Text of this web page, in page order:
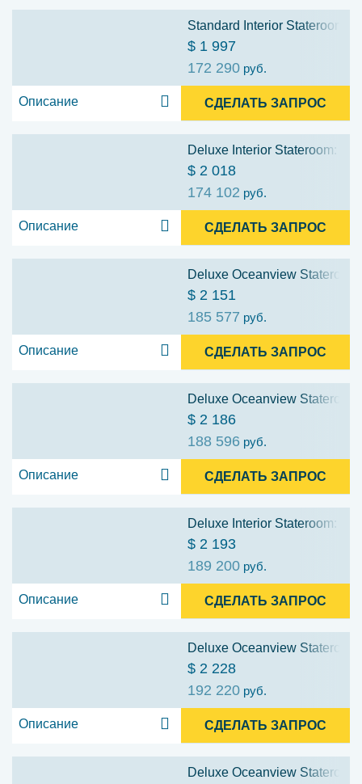
Standard Interior Stateroom:
$ 1 997
172 290 руб.
Описание СДЕЛАТЬ ЗАПРОС
Deluxe Interior Stateroom:
$ 2 018
174 102 руб.
Описание СДЕЛАТЬ ЗАПРОС
Deluxe Oceanview
$ 2 151
185 577 руб.
Описание СДЕЛАТЬ ЗАПРОС
Deluxe Oceanview
$ 2 186
188 596 руб.
Описание СДЕЛАТЬ ЗАПРОС
Deluxe Interior Stateroom:
$ 2 193
189 200 руб.
Описание СДЕЛАТЬ ЗАПРОС
Deluxe Oceanview
$ 2 228
192 220 руб.
Описание СДЕЛАТЬ ЗАПРОС
Deluxe Oceanview